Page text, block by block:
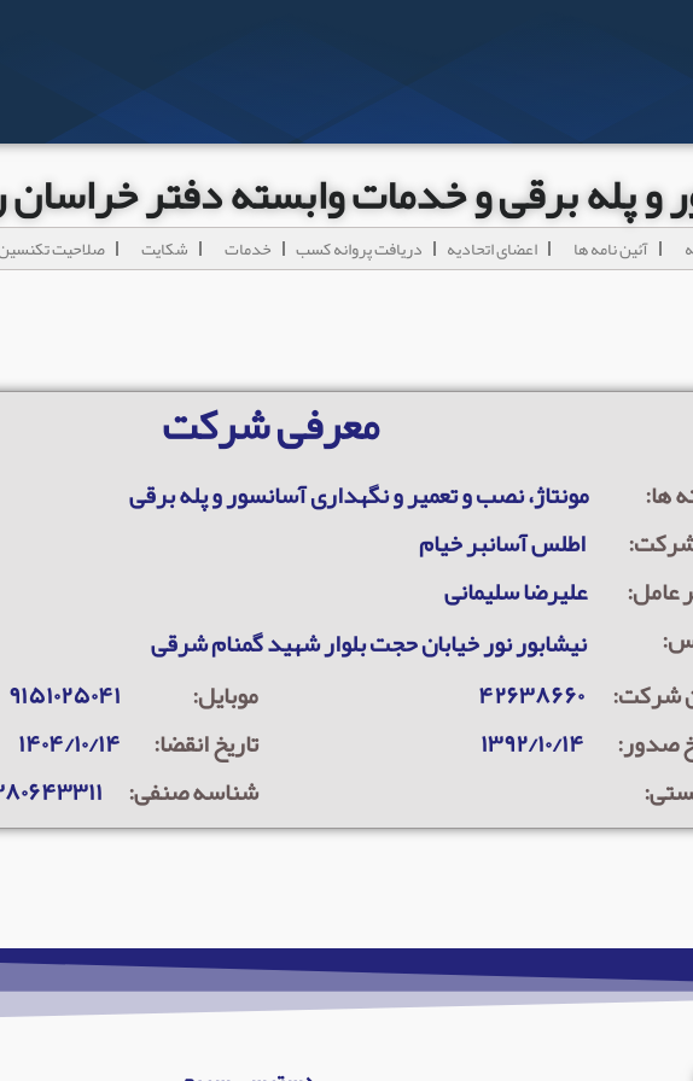
و پله برقی و خدمات وابسته دفتر
آئين نامه ها اعضای اتحادیه دریافت پروانه کسب خدمات شکایت صلاحیت
معرفی شرکت
ها:
مونتاژ، نصب و تعمیر و نگهداری آسانسور و پله برقی
اطلس آسانبر خیام
عامل:
علیرضا سلیمانی
نیشابور نور خیابان حجت بلوار شهید گمنام شرقی
شرکت:
۴۲۶۳۸۶۶۰ موبایل:
۹۱۵۱۰۲۵۰۴۱
صدور:
۱۳۹۲/۱۰/۱۴ تاریخ انقضا:
۱۴۰۴/۱۰/۱۴
شناسه صنفی: